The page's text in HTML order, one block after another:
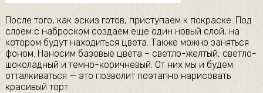
После того, как эскиз готов, приступаем к покраске. Под
слоем с наброском создаем еще один новый слой, на
котором будут находиться цвета. Также можно заняться
фоном. Наносим базовые цвета – светло-желтый, светло-
шоколадный и темно-коричневый. От них мы и будем
отталкиваться — это позволит поэтапно нарисовать
красивый торт.